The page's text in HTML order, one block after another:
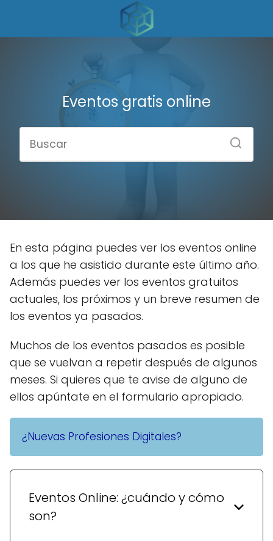
Eventos gratis online
En esta página puedes ver los eventos online
a los que he asistido durante este último año.
Además puedes ver los eventos gratuitos
actuales, los próximos y un breve resumen de
los eventos ya pasados.
Muchos de los eventos pasados es posible
que se vuelvan a repetir después de algunos
meses. Si quieres que te avise de alguno de
ellos apúntate en el formulario apropiado.
¿Nuevas Profesiones Digitales?
Eventos Online: ¿cuándo y cómo
son?